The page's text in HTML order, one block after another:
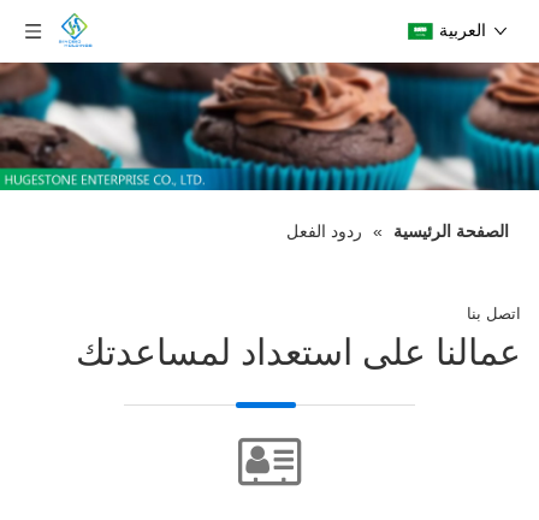
العربية
الصفحة الرئيسية » ردود الفعل
اتصل بنا
عمالنا على استعداد لمساعدتك